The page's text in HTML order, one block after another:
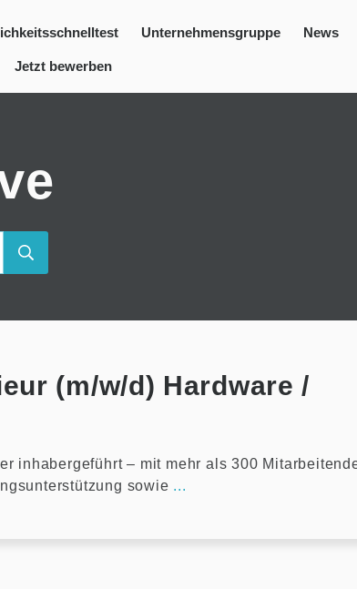
Unternehmensgruppe News
Jetzt bewerben
(m/w/d) Hardware /
inhabergeführt – mit mehr als 300
sowie ...